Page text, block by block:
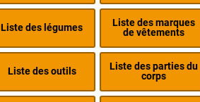
Liste des légumes
Liste des marques
de vêtements
Liste des outils
Liste des parties du
corps